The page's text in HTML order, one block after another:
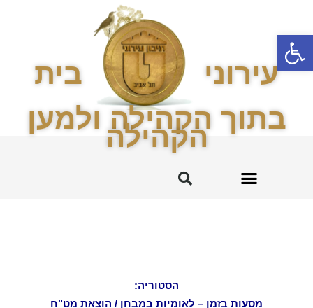
פתח סרגל נגישות
עירוני
בית
בתוך הקהילה ולמען
הקהילה
הסטוריה:
מסעות בזמן – לאומיות במבחן / הוצאת מט"ח